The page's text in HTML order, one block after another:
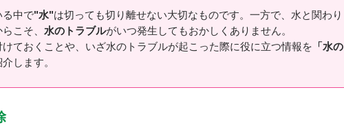
る中で"水"は切っても切り離せない大切なものです。一方で、水と関わり
こそ、 水のトラブルがいつ発生してもおかしくありません。
けておくことや、いざ水のトラブルが起こった際に役に立つ情報を 「水の
します。